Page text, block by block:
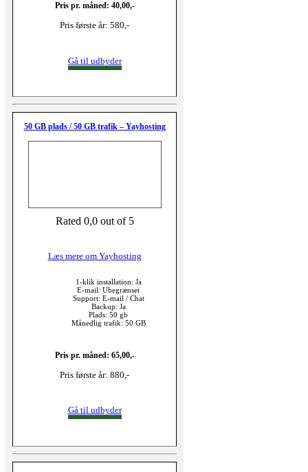
Pris pr. måned: 40,00,-
Pris første år: 580,-
Gå til udbyder
50 GB plads / 50 GB trafik – Yayhosting
Rated 0,0 out of 5
Læs mere om Yayhosting
1-klik installation: Ja
E-mail: Ubegrænset
Support: E-mail / Chat
Backup: Ja
Plads: 50 gb
Månedlig trafik: 50 GB
Pris pr. måned: 65,00,-
Pris første år: 880,-
Gå til udbyder